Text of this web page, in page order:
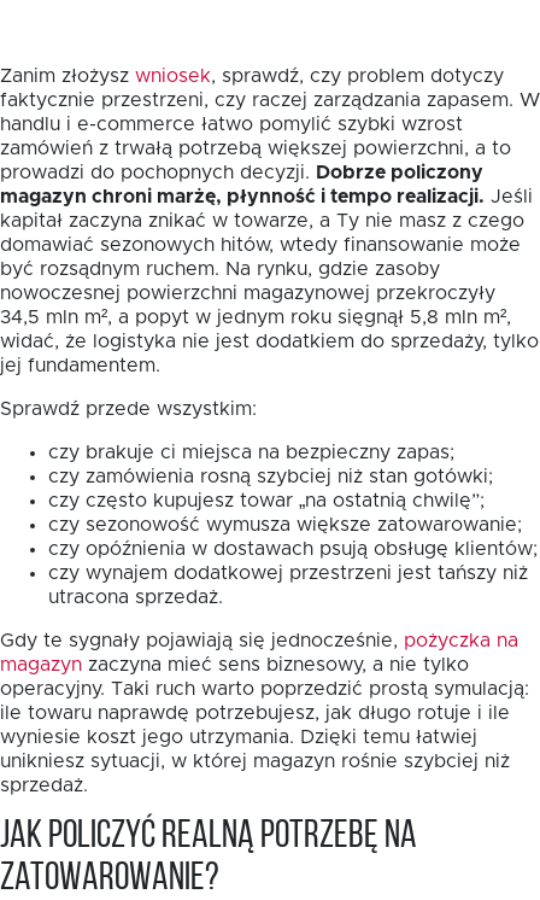
Zanim złożysz wniosek, sprawdź, czy problem dotyczy
faktycznie przestrzeni, czy raczej zarządzania zapasem. W
handlu i e-commerce łatwo pomylić szybki wzrost
zamówień z trwałą potrzebą większej powierzchni, a to
prowadzi do pochopnych decyzji. Dobrze policzony
magazyn chroni marżę, płynność i tempo realizacji. Jeśli
kapitał zaczyna znikać w towarze, a Ty nie masz z czego
domawiać sezonowych hitów, wtedy finansowanie może
być rozsądnym ruchem. Na rynku, gdzie zasoby
nowoczesnej powierzchni magazynowej przekroczyły
34,5 mln m², a popyt w jednym roku sięgnął 5,8 mln m²,
widać, że logistyka nie jest dodatkiem do sprzedaży, tylko
jej fundamentem.
Sprawdź przede wszystkim:
czy brakuje ci miejsca na bezpieczny zapas;
czy zamówienia rosną szybciej niż stan gotówki;
czy często kupujesz towar „na ostatnią chwilę”;
czy sezonowość wymusza większe zatowarowanie;
czy opóźnienia w dostawach psują obsługę klientów;
czy wynajem dodatkowej przestrzeni jest tańszy niż
utracona sprzedaż.
Gdy te sygnały pojawiają się jednocześnie, pożyczka na
magazyn zaczyna mieć sens biznesowy, a nie tylko
operacyjny. Taki ruch warto poprzedzić prostą symulacją:
ile towaru naprawdę potrzebujesz, jak długo rotuje i ile
wyniesie koszt jego utrzymania. Dzięki temu łatwiej
unikniesz sytuacji, w której magazyn rośnie szybciej niż
sprzedaż.
Jak policzyć realną potrzebę na
zatowarowanie?